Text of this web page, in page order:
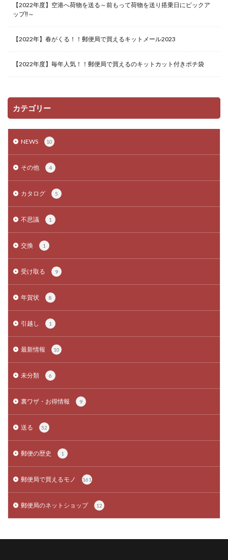
【2022年度】空港へ荷物を送る～前もって荷物を送り搭乗日にピックア
ップ‼～
【2022年】春がくる！！郵便局で買えるキットメール2023
【2022年度】毎年人気！！郵便局で買えるのキットカット付きポチ袋
カテゴリー
NEWS 10
その他 4
カタログ 5
不思議 1
交換 1
受け取る 9
年賀状 8
引越し 1
最新情報 10
未分類 6
裏ワザ・お得情報 9
送る 52
郵便の歴史 1
郵便局で買えるモノ 161
郵便局のネットショップ 12